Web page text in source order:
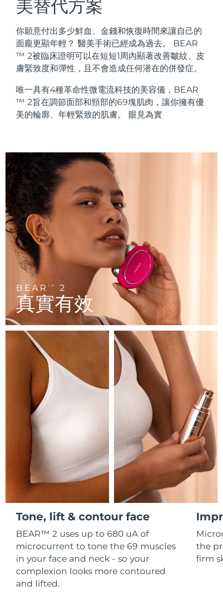
美替代方案
你願意付出多少鮮血、金錢和恢復時間來讓自己的
面龐更顯年輕？ 醫美手術已經成為過去。 BEAR
™ 2被臨床證明可以在短短1周內顯著改善皺紋、皮
膚緊致度和彈性，且不會造成任何潜在的併發症。
唯一具有4種革命性微電流科技的美容儀，BEAR
™ 2旨在調節面部和頸部的69塊肌肉，讓你擁有優
美的輪廓、年輕緊致的肌膚。 眼見為實
BEARTM 2
真實有效
Tone, lift & contour face
BEAR™ 2 uses up to 680 uA of
microcurrent to tone the 69 muscles
in your face and neck - so your
complexion looks more contoured
and lifted.
the
firm
LUNA™ 4 套裝
Anti-aging massage
LUNA™ 4 Plus
Massage, LED heating
For men, anti-aging massage
LUNA™ 4 mini
For young skin, T-zone
LUNA™ 4 go
For travel or gym bag
LUNA™護膚
Premium cleansers & balm
LUNA™ 設備
All facial cleansing devices
BEAR™ 2 套裝
Microcurrent toning
BEAR™ 2 go
Microcurrent toning on-the-go
Microcurrent line smoothing device
面部提拉護理
Premium anti-aging skincare
BEAR™ 設備
All premium facelift devices
UFO™ 3 套裝
Deep facial hydration
Near-infrared and red light therapy
device
UFO™ 3 mini
Red light therapy device for young skin
UFO™ 3 go
Portable red light therapy
面膜
Rejuvenation & hydration
All deep facial hydration devices
issa™ 4
Hybrid silicone sonic toothbrush
issa™ 4 plus
Smart hybrid silicone sonic toothbrush
issa™ 4 smile
Hybrid silicone sonic toothbrush
issa™ 4 baby
For ages 0-3
issa™ Teeth Whitening Set
Dual LED + sonic device & 18% PAP gel
All silicone sonic toothbrushes
FAQ™ 抗老護理
抗老
FAQ™ 101
Clinical anti-aging
FAQ™ 102
Advanced clinical anti-aging
FAQ™ 103
Luxurious clinical anti-aging set
FAQ™ P1 Primer
Manuka honey primer
FAQ™護膚品
All FAQ™ skincare
FAQ™產品
All anti-aging treatments
FAQ™ 201
LED mask
FAQ™ 202
LED mask
FAQ™ 211
Anti-aging neck & décolleté LED mask
FAQ™ 221
Anti-aging LED hand mask
FAQ™護膚品
All FAQ™ skincare
FAQ™產品
All LED treatments
生髮
FAQ™ 301
LED hair strengthening scalp massager
FAQ™ Scalp Serum
Scalp recovery probiotic serum
FAQ™護膚品
All FAQ™ skincare
肌膚年輕化
NEW
FAQ™ 501
Full-Spectrum Red Light Therapy
FAQ™ 502
Full-Spectrum Red Light Therapy
FAQ™ Red Light Serum
FAQ™ products
All toning treatments
保健品
NEW
專業治療
脫毛
PEACH™ 2 Pro Max
Professional IPL hair removal device
PEACH™ 2
IPL hair removal
PEACH™ 2 go
Travel-friendly IPL hair removal
PEACH™ Cooling Prep Gel
Cooling IPL hair removal gel
身體護理
Microcurrent body toning
LUNA™ 4 body
Massaging body brush
SUPERCHARGED™ serum
Firming body serum
痘肌護理
ESPADA™ 2 plus
Recurring acne LED therapy
Acne treatment device
ESPADA™ Blemish Solution
Concentrated acne gel
眼部護理
BEAR™ 2 eyes & lips
Microcurrent line smoothing device
Rejuvenating eye massager
眼部護膚
Advanced eye care treatment
毛孔護理
KIWI™ derma
Diamond microdermabrasion .
KIWI™
護發
LUNA™ 4 hair
2-in-1 LED scalp massager
FLIP™ play advanced
牙齒美白
比利時 預計送達日期 8/9/26
百慕達 預計送達日期8/15/26
波士尼亞與赫塞哥維納 預計送達日期8/12/26
汶萊 預計送達日期8/14/26
保加利亞 預計送達日期
智利
中國
哥倫比亞
克羅埃西亞
賽普勒斯 預計送達日期
捷克 預計送達日期
丹麥 預計送達日期
愛沙尼亞 預計送達日期8/9/26
預計送達日期 8/9/26
預計送達日期 8/9/26
法屬玻里尼西亞 預計送達日期 8/13/26
預計送達日期8/9/26
直布羅陀 預計送達日期8/13/26
預計送達日期8/9/26
中國香港特別行政區 預計送達日期
匈牙利 預計送達日期 8/9/26
冰島
印尼 預計送達日期 8/7/26
愛爾蘭